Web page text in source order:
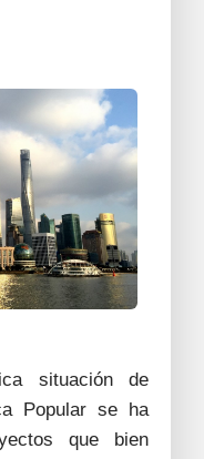
situación de
Popular se ha
que bien